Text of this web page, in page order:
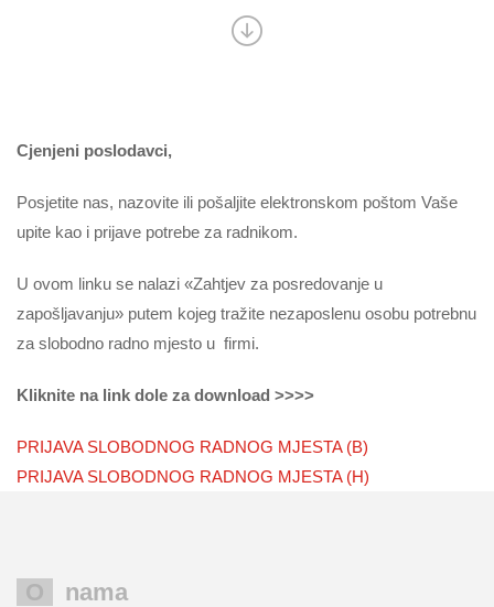
Cjenjeni poslodavci,
Posjetite nas, nazovite ili pošaljite elektronskom poštom Vaše
upite kao i prijave potrebe za radnikom.
U ovom linku se nalazi «Zahtjev za posredovanje u
zapošljavanju» putem kojeg tražite nezaposlenu osobu potrebnu
za slobodno radno mjesto u firmi.
Kliknite na link dole za download >>>>
PRIJAVA SLOBODNOG RADNOG MJESTA (B)
PRIJAVA SLOBODNOG RADNOG MJESTA (H)
O nama